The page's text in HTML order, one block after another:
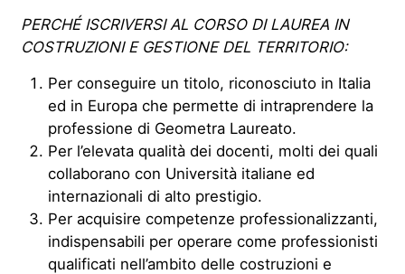
PERCHÉ ISCRIVERSI AL CORSO DI LAUREA IN
COSTRUZIONI E GESTIONE DEL TERRITORIO:
Per conseguire un titolo, riconosciuto in Italia
ed in Europa che permette di intraprendere la
professione di Geometra Laureato.
Per l’elevata qualità dei docenti, molti dei quali
collaborano con Università italiane ed
internazionali di alto prestigio.
Per acquisire competenze professionalizzanti,
indispensabili per operare come professionisti
qualificati nell’ambito delle costruzioni e